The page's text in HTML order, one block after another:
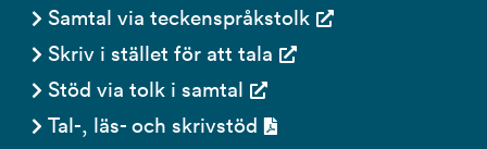
Samtal via teckenspråkstolk
Skriv i stället för att tala
Stöd via tolk i samtal
Tal-, läs- och skrivstöd